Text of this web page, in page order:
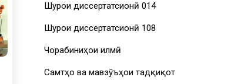
Шурои диссертатсионӣ 014
Шурои диссертатсионӣ 108
Чорабиниҳои илмӣ
Самтҳо ва мавзӯъҳои тадқиқот